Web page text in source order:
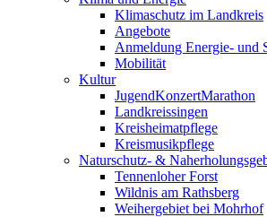
Klimaschutz im Landkreis
Angebote
Anmeldung Energie- und
Mobilität
Kultur
JugendKonzertMarathon
Landkreissingen
Kreisheimatpflege
Kreismusikpflege
Naturschutz- &
Tennenloher Forst
Wildnis am Rathsberg
Weihergebiet bei Mohrhof